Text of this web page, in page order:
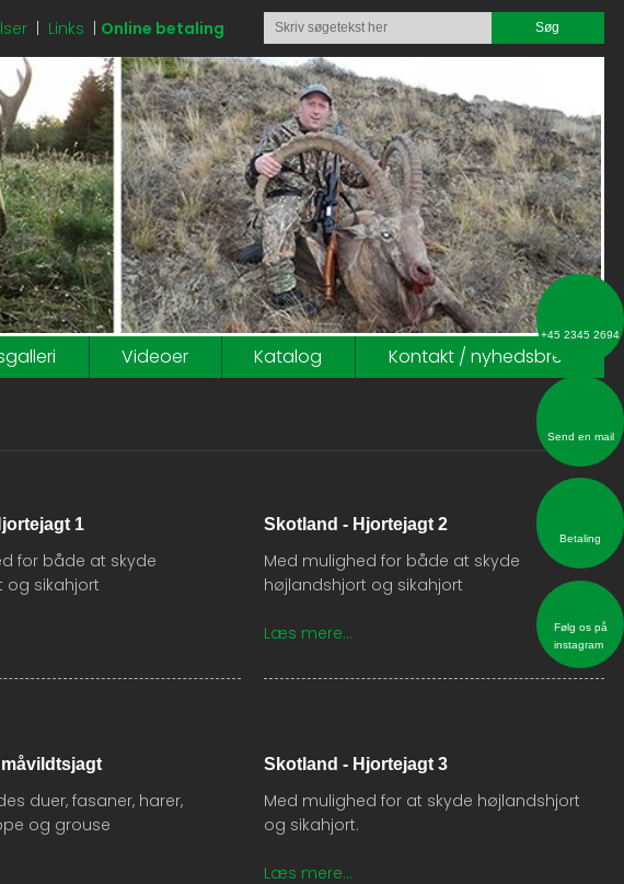
​+45 2345 2694
Send en mail
Betaling​
Følg os på
instagram
| Links Online betaling
Videoer Katalog Kontakt / nyhedsbrev
1
for både at skyde
og sikahjort
Skotland - Hjortejagt 2
​Med mulighed for både at skyde
højlandshjort og sikahjort
Læs mere...​
duer, fasaner, harer,
og grouse
Skotland - Hjortejagt 3​
​Med mulighed for at skyde højlandshjort
og sikahjort.
Læs mere...​